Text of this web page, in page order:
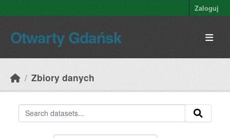
Zaloguj
Otwarty Gdańsk
Zbiory danych